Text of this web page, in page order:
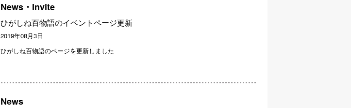
News・Invite
ひがしね百物語のイベントページ更新
2019年08月3日
ひがしね百物語のページを更新しました
News